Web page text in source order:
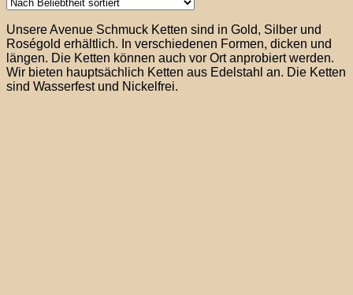
Unsere Avenue Schmuck Ketten sind in Gold, Silber und
Roségold erhältlich. In verschiedenen Formen, dicken und
längen. Die Ketten können auch vor Ort anprobiert werden.
Wir bieten hauptsächlich Ketten aus Edelstahl an. Die Ketten
sind Wasserfest und Nickelfrei.